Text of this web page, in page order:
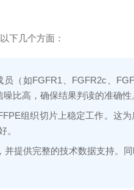
下几个方面：
（如FGFR1、FGFR2c、
比高，确保结果判读的准确性
组织切片上稳定工作。这
。
提供完整的技术数据支持。